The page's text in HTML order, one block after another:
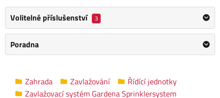
potřeby uživatele můžete relaxovat a užívat si dobře
udržovanou zahradu.
Řídicí jednotka
stávajícího závlahového systému se nahradí
GARDENA smart a samostatně dostupné brány GARDENA
Volitelné příslušenství 3
Poradna
Zahrada Zavlažování
Řídící jednotky
Zavlažovací systém Gardena Sprinklersystem